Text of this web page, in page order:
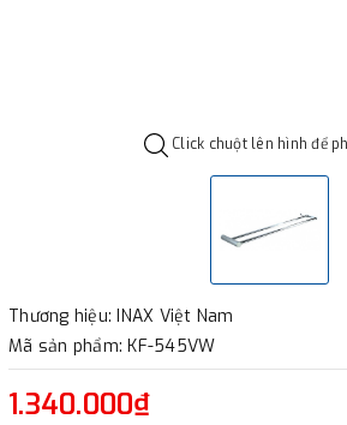
Click chuột lên hình để
Thương hiệu: INAX Việt Nam
Mã sản phẩm: KF-545VW
1.340.000₫